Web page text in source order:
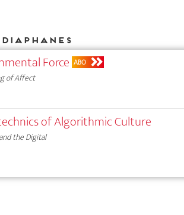
Force ABO
of Affect
of Algorithmic Culture
the Digital